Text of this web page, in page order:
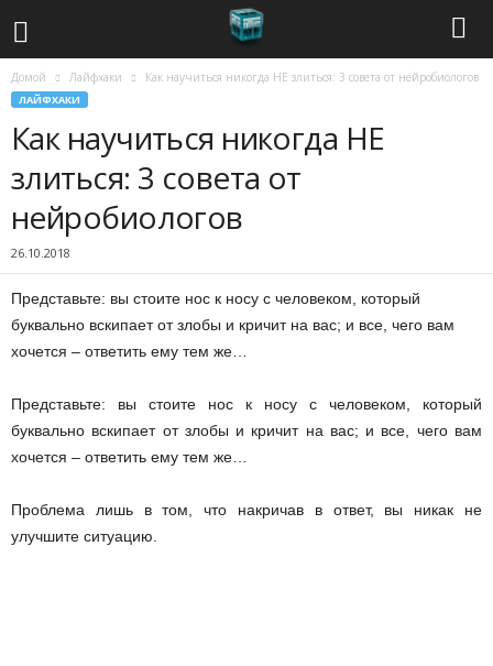
е
Домой Лайфхаки Как научиться никогда НЕ злиться: 3 совета от нейробиологов
ЛАЙФХАКИ
Как научиться никогда НЕ
злиться: 3 совета от
нейробиологов
26.10.2018
Представьте: вы стоите нос к носу с человеком, который
буквально вскипает от злобы и кричит на вас; и все, чего вам
хочется – ответить ему тем же…
Представьте: вы стоите нос к носу с человеком, который
буквально вскипает от злобы и кричит на вас; и все, чего вам
хочется – ответить ему тем же…
Проблема лишь в том, что накричав в ответ, вы никак не
улучшите ситуацию.